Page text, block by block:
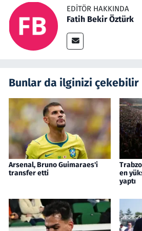
EDITÖR HAKKINDA
Fatih Bekir Öztürk
Bunlar da ilginizi çekebilir
Arsenal, Bruno Guimaraes'i
transfer etti
en
yaptı